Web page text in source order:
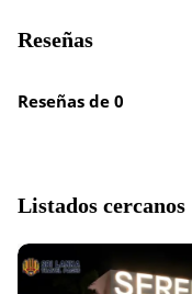
Reseñas
Reseñas de 0
Listados cercanos